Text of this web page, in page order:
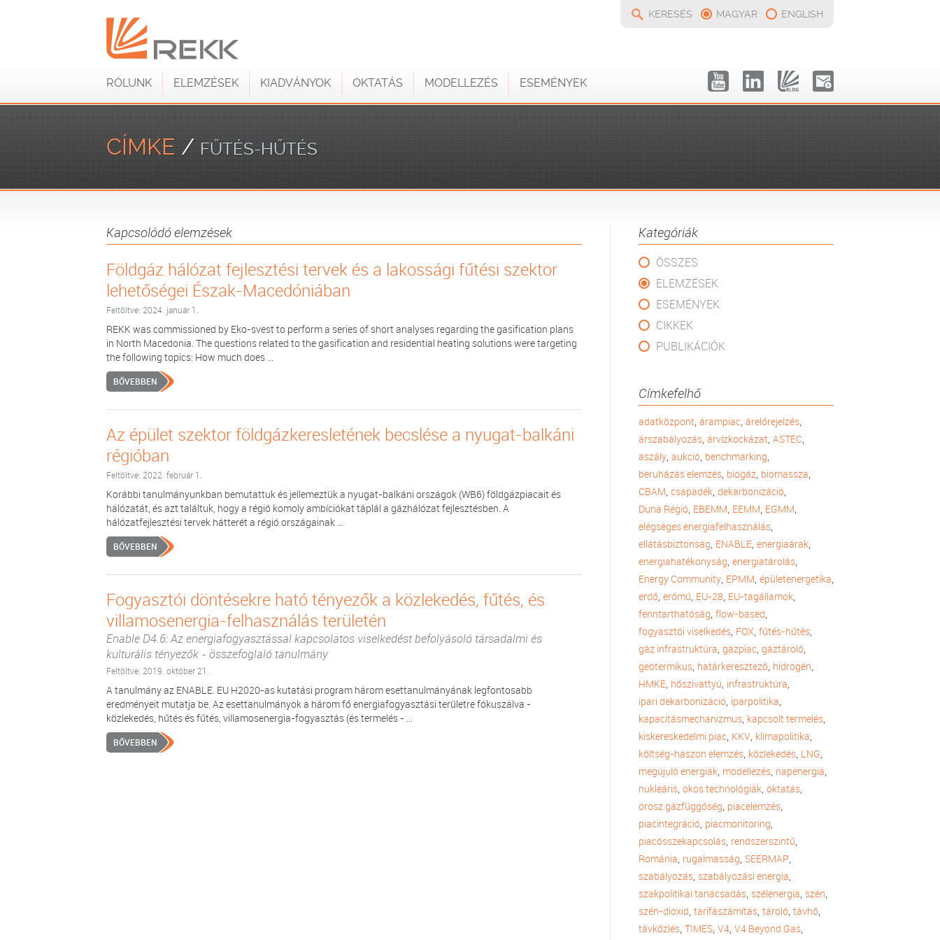
KERESÉS MAGYAR ENGLISH
RÓLUNK ELEMZÉSEK KIADVÁNYOK OKTATÁS MODELLEZÉS ESEMÉNYEK
CÍMKE / FŰTÉS-HŰTÉS
Kategóriák
ÖSSZES
ELEMZÉSEK
ESEMÉNYEK
CIKKEK
PUBLIKÁCIÓK
Címkefelhő
adatközpont, árampiac, árelőrejelzés,
árszabályozás, árvízkockázat, ASTEC,
aszály, aukció, benchmarking,
beruházás elemzés, biogáz, biomassza,
CBAM, csapadék, dekarbonizáció,
Duna Régió, EBEMM, EEMM, EGMM,
elégséges energiafelhasználás,
ellátásbiztonság, ENABLE, energiaárak,
energiahatékonyság, energiatárolás,
Energy Community, EPMM, épületenergetika,
erdő, erőmű, EU-28, EU-tagállamok,
fenntarthatóság, flow-based,
fogyasztói viselkedés, FOX, fűtés-hűtés,
gáz infrastruktúra, gázpiac, gáztároló,
geotermikus, határkeresztező, hidrogén,
HMKE, hőszivattyú, infrastruktúra,
ipari dekarbonizáció, iparpolitika,
kapacitásmechanizmus, kapcsolt termelés,
kiskereskedelmi piac, KKV, klímapolitika,
költség-haszon elemzés, közlekedés, LNG,
megújuló energiák, modellezés, napenergia,
nukleáris, okos technológiák, oktatás,
orosz gázfüggőség, piacelemzés,
piacintegráció, piacmonitoring,
piacösszekapcsolás, rendszerszintű,
Románia, rugalmasság, SEERMAP,
szabályozás, szabályozási energia,
szakpolitikai tanácsadás, szélenergia, szén,
szén-dioxid, tarifaszámítás, tároló, távhő,
távközlés, TIMES, V4, V4 Beyond Gas,
Kapcsolódó elemzések
Földgáz hálózat fejlesztési tervek és a lakossági fűtési szektor
lehetőségei Észak-Macedóniában
Feltöltve: 2024. január 1.
REKK was commissioned by Eko-svest to perform a series of short analyses regarding the gasification plans
in North Macedonia. The questions related to the gasification and residential heating solutions were targeting
the following topics: How much does ...
BŐVEBBEN
Az épület szektor földgázkeresletének becslése a nyugat-balkáni
régióban
Feltöltve: 2022. február 1.
Korábbi tanulmányunkban bemutattuk és jellemeztük a nyugat-balkáni országok (WB6) földgázpiacait és
hálózatát, és azt találtuk, hogy a régió komoly ambíciókat táplál a gázhálózat fejlesztésben. A
hálózatfejlesztési tervek hátterét a régió országainak ...
BŐVEBBEN
Fogyasztói döntésekre ható tényezők a közlekedés, fűtés, és
villamosenergia-felhasználás területén
Enable D4.6: Az energiafogyasztással kapcsolatos viselkedést befolyásoló társadalmi és
kulturális tényezők - összefoglaló tanulmány
Feltöltve: 2019. október 21.
A tanulmány az ENABLE. EU H2020-as kutatási program három esettanulmányának legfontosabb
eredményeit mutatja be. Az esettanulmányok a három fő energiafogyasztási területre fókuszálva -
közlekedés, hűtés és fűtés, villamosenergia-fogyasztás (és termelés - ...
BŐVEBBEN